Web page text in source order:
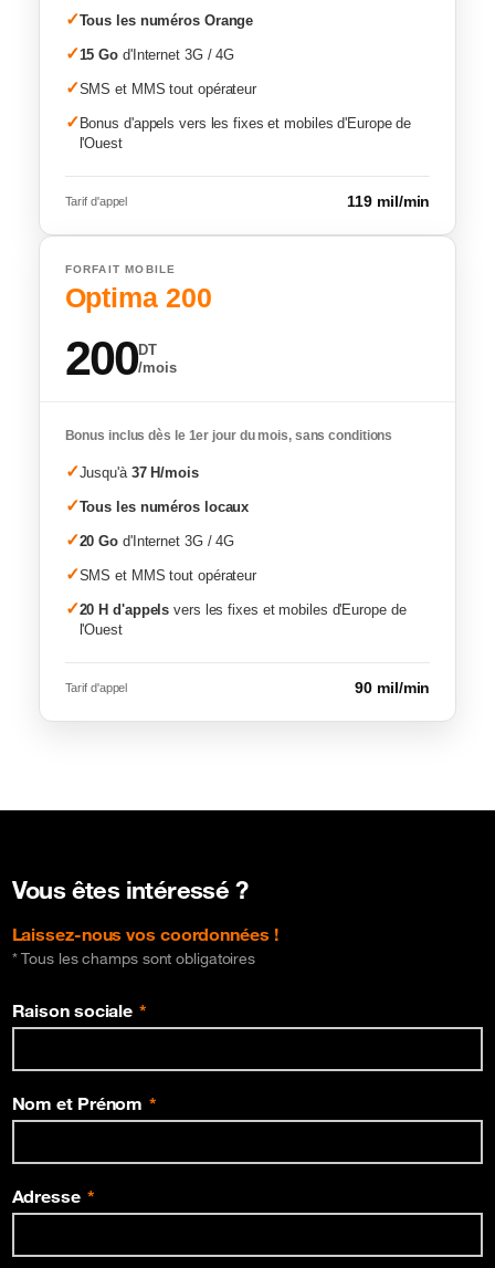
✓Tous les numéros Orange
✓15 Go d'Internet 3G / 4G
✓SMS et MMS tout opérateur
✓ Bonus d'appels vers les fixes et mobiles d'Europe de
l'Ouest
Tarif d'appel 119 mil/min
FORFAIT MOBILE
Optima 200
200DT
/mois
Bonus inclus dès le 1er jour du mois, sans conditions
✓Jusqu'à 37 H/mois
✓Tous les numéros locaux
✓20 Go d'Internet 3G / 4G
✓SMS et MMS tout opérateur
✓20 H d'appels vers les fixes et mobiles d'Europe de
l'Ouest
Tarif d'appel 90 mil/min
Vous êtes intéressé ?
Laissez-nous vos coordonnées !
* Tous les champs sont obligatoires
Raison sociale
Nom et Prénom
Adresse